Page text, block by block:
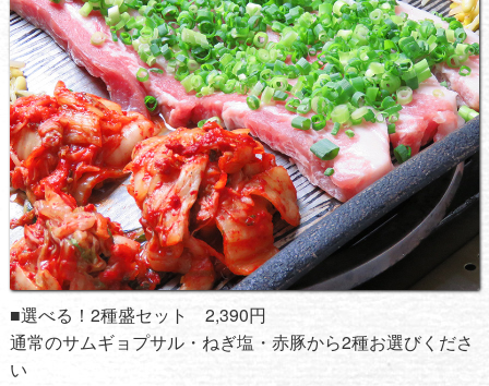
■選べる！2種盛セット 2,390円
通常のサムギョプサル・ねぎ塩・赤豚から2種お選びくださ
い